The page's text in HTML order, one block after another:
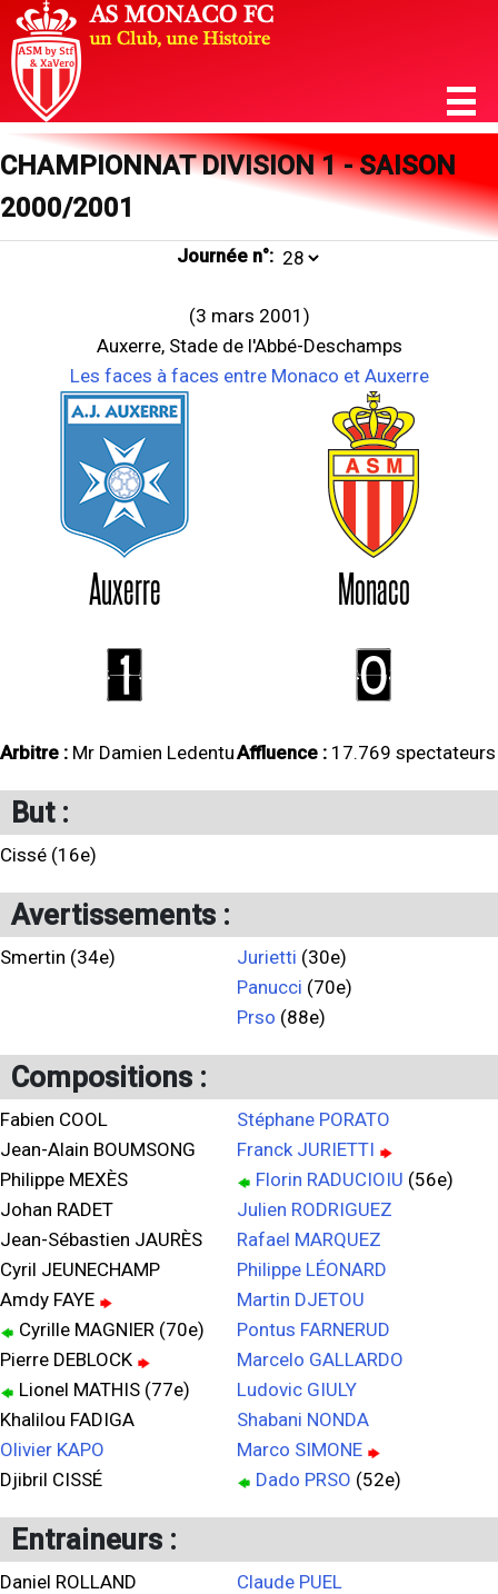
CHAMPIONNAT DIVISION 1 - SAISON
2000/2001
Journée n°:
(3 mars 2001)
Auxerre, Stade de l'Abbé-Deschamps
Les faces à faces entre Monaco et Auxerre
Auxerre Monaco
1 0
Arbitre : Mr Damien LedentuAffluence : 17.769 spectateurs
But :
Cissé (16e)
Avertissements :
Smertin (34e) Jurietti (30e)
Panucci (70e)
Prso (88e)
Compositions :
Fabien COOL
Jean-Alain BOUMSONG
Philippe MEXÈS
Johan RADET
Jean-Sébastien JAURÈS
Cyril JEUNECHAMP
Amdy FAYE
Cyrille MAGNIER (70e)
Pierre DEBLOCK
Lionel MATHIS (77e)
Khalilou FADIGA
Olivier KAPO
Djibril CISSÉ
Stéphane PORATO
Franck JURIETTI
Florin RADUCIOIU (56e)
Julien RODRIGUEZ
Rafael MARQUEZ
Philippe LÉONARD
Martin DJETOU
Pontus FARNERUD
Marcelo GALLARDO
Ludovic GIULY
Shabani NONDA
Marco SIMONE
Dado PRSO (52e)
Entraineurs :
Daniel ROLLAND Claude PUEL